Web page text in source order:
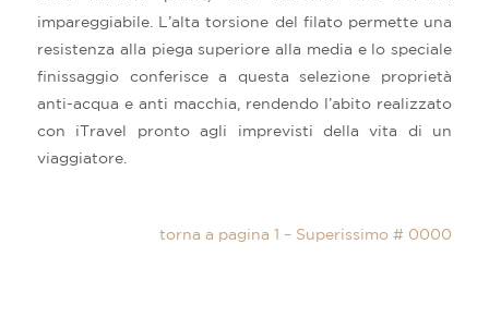
impareggiabile. L’alta torsione del filato permette una
resistenza alla piega superiore alla media e lo speciale
finissaggio conferisce a questa selezione proprietà
anti-acqua e anti macchia, rendendo l’abito realizzato
con iTravel pronto agli imprevisti della vita di un
viaggiatore.
torna a pagina 1 – Superissimo # 0000